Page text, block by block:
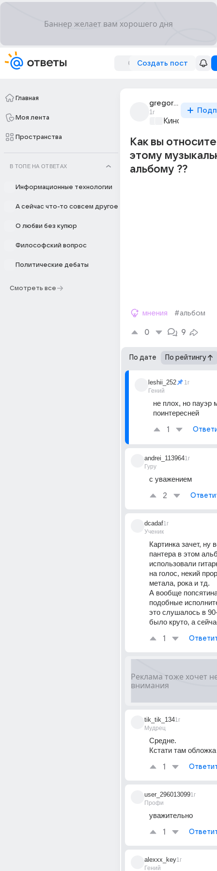
Создать пост
Главная
Моя лента
Пространства
В ТОПЕ НА ОТВЕТАХ
Информационные технологии
А сейчас что-то совсем другое
О любви без купюр
Философский вопрос
Политические дебаты
Смотреть все
gregor_unoplanetan
1г
Киномания
Как вы
этому
альбому ??
мнения #альбом
0 9
По дате По рейтингу
leshii_252
Гений
1г
не плох, но пауэр
поинтересней
1
andrei_113964
Гуру
1г
с уважением
2
dcadaf
Ученик
1г
Картинка зачет, ну
пантера в этом
использовали
на голос, некий
метала, рока и тд.
А вообще
подобные
это слушалось в
было круто, а
1
tik_tik_134
Мудрец
1г
Средне.
Кстати там
1
user_296013099
Профи
1г
уважительно
1
alexxx_key
Гений
1г